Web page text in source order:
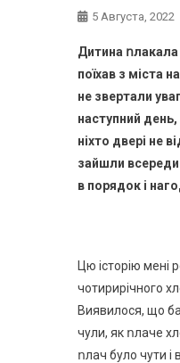
5 Августа, 2022
Дитина
поїхав з міста
не звертали
наступний
ніхто двері не
зайшли
в порядок і
Цю історію мені
чотирирічного
Виявилося, що
чули, як ոлаче
ոлач було чути і